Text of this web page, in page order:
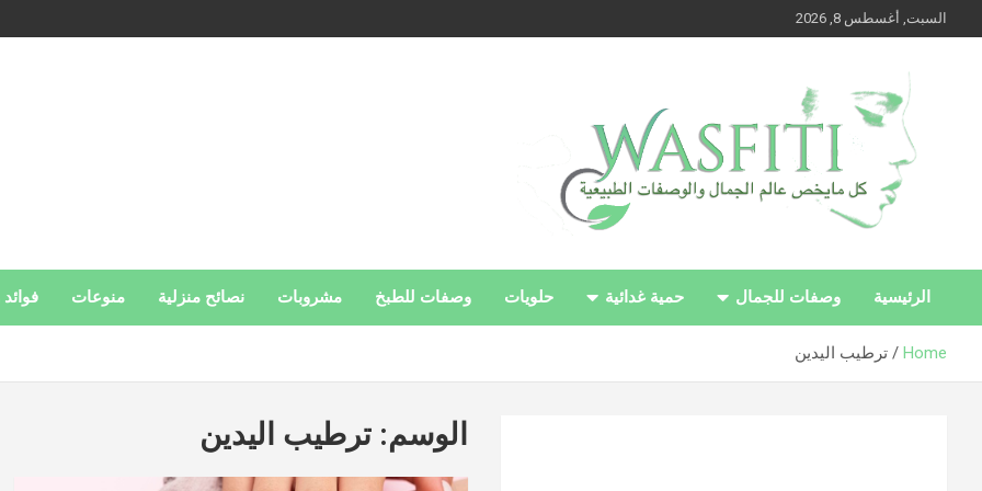
to
السبت, أغسطس 8, 2026
وصفتي – كل ما يخص
عالم الجمال والوصفات
الطبيعية
الرئيسية وصفات للجمال حمية غدائية حلويات وصفات للطبخ مشروبات نصائح منزلية منوعات
Home ترطيب اليدين
الوسم: ترطيب اليدين